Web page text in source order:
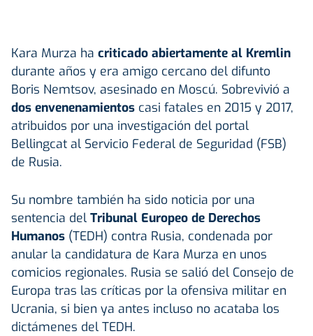
Kara Murza ha criticado abiertamente al Kremlin
durante años y era amigo cercano del difunto
Boris Nemtsov, asesinado en Moscú. Sobrevivió a
dos envenenamientos casi fatales en 2015 y 2017,
atribuidos por una investigación del portal
Bellingcat al Servicio Federal de Seguridad (FSB)
de Rusia.
Su nombre también ha sido noticia por una
sentencia del Tribunal Europeo de Derechos
Humanos (TEDH) contra Rusia, condenada por
anular la candidatura de Kara Murza en unos
comicios regionales. Rusia se salió del Consejo de
Europa tras las críticas por la ofensiva militar en
Ucrania, si bien ya antes incluso no acataba los
dictámenes del TEDH.